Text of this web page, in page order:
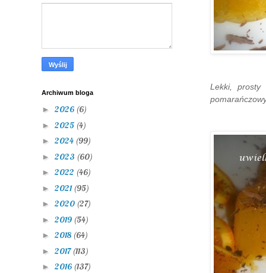
Lekki, prosty
Archiwum bloga
► 2026 (6)
► 2025 (4)
► 2024 (99)
► 2023 (60)
► 2022 (46)
► 2021 (95)
► 2020 (27)
► 2019 (54)
► 2018 (64)
► 2017(113)
► 2016 (137)